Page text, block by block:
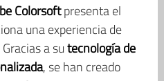
Colorsoftpresenta el
una experiencia de
a sutecnología de
, se han creado